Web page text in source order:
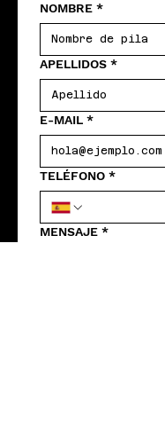
NOMBRE *
APELLIDOS *
E-MAIL *
TELÉFONO *
MENSAJE *